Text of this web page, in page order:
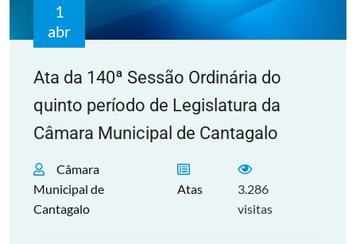
1
abr
Ata da 140ª Sessão Ordinária do
quinto período de Legislatura da
Câmara Municipal de Cantagalo
Câmara
Municipal de
Cantagalo
Atas
3.286
visitas